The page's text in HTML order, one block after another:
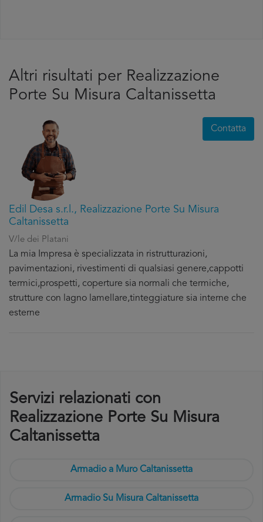
Altri risultati per Realizzazione
Porte Su Misura Caltanissetta
Edil Desa s.r.l., Realizzazione Porte Su Misura
Caltanissetta
V/le dei Platani
La mia Impresa è specializzata in ristrutturazioni,
pavimentazioni, rivestimenti di qualsiasi genere,cappotti
termici,prospetti, coperture sia normali che termiche,
strutture con lagno lamellare,tinteggiature sia interne che
esterne
Contatta
Servizi relazionati con
Realizzazione Porte Su Misura
Caltanissetta
Armadio a Muro Caltanissetta
Armadio Su Misura Caltanissetta